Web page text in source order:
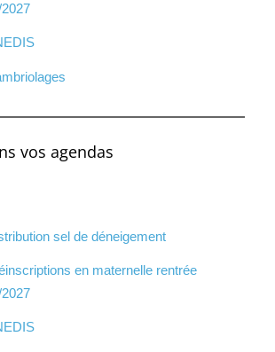
vos agendas
sel de déneigement
en maternelle rentrée